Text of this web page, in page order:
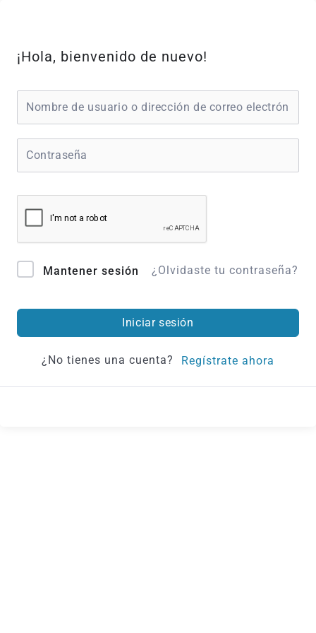
contenido
¡Hola, bienvenido de nuevo!
Mantener sesión ¿Olvidaste tu contraseña?
Iniciar sesión
¿No tienes una cuenta? Regístrate ahora